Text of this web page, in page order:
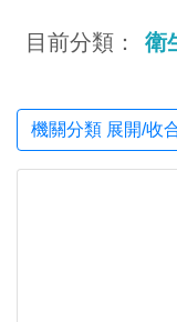
目前分類： 衛
機關分類 展開/收